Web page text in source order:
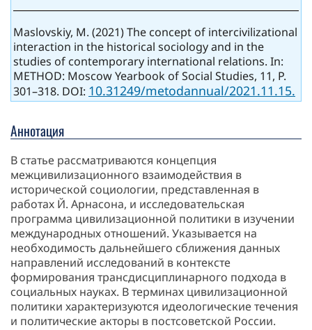
Maslovskiy, M. (2021) The concept of intercivilizational
interaction in the historical sociology and in the
studies of contemporary international relations. In:
METHOD: Moscow Yearbook of Social Studies, 11, P.
301–318. DOI: 10.31249/metodannual/2021.11.15.
Аннотация
В статье рассматриваются концепция
межцивилизационного взаимодействия в
исторической социологии, представленная в
работах Й. Арнасона, и исследовательская
программа цивилизационной политики в изучении
международных отношений. Указывается на
необходимость дальнейшего сближения данных
направлений исследований в контексте
формирования трансдисциплинарного подхода в
социальных науках. В терминах цивилизационной
политики характеризуются идеологические течения
и политические акторы в постсоветской России.